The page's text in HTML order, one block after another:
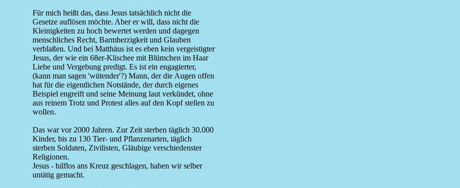
Für mich heißt das, dass Jesus tatsächlich nicht die
Gesetze auflösen möchte. Aber er will, dass nicht die
Kleinigkeiten zu hoch bewertet werden und dagegen
menschliches Recht, Barmherzigkeit und Glauben
verblaßen. Und bei Matthäus ist es eben kein vergeistigter
Jesus, der wie ein 68er-Klischee mit Blümchen im Haar
Liebe und Vergebung predigt. Es ist ein engagierter,
(kann man sagen 'wütender'?) Mann, der die Augen offen
hat für die eigentlichen Notstände, der durch eigenes
Beispiel engreift und seine Meinung laut verkündet, ohne
aus reinem Trotz und Protest alles auf den Kopf stellen zu
wollen.
Das war vor 2000 Jahren. Zur Zeit sterben täglich 30.000
Kinder, bis zu 130 Tier- und Pflanzenarten, täglich
sterben Soldaten, Zivilisten, Gläubige verschiedenster
Religionen.
Jesus - hilflos ans Kreuz geschlagen, haben wir selber
untätig gemacht.